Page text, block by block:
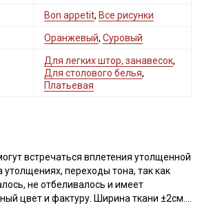
Bon appetit, Все рисунки
Оранжевый, Суровый
Для легких штор, занавесок,
Для столового белья,
Платьевая
встречаться вплетения утолщенной
утолщениях, переходы тона, так как
не отбеливалось и имеет
цвет и фактуру. Ширина ткани ±2см.
от Купава